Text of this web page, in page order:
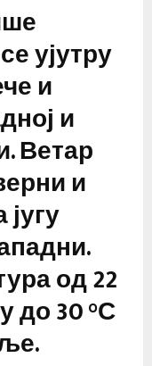
ујутру
и
и
Ветар
и
од 22
до 30 °С